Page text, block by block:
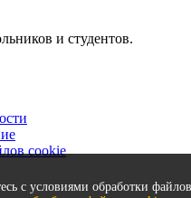
с условиями обработки файлов
и студентов.
cookie